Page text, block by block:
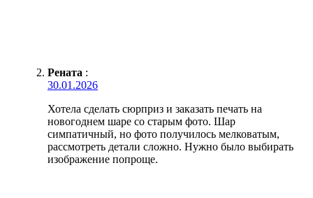
Рената :
30.01.2026
Хотела сделать сюрприз и заказать печать на
новогоднем шаре со старым фото. Шар
симпатичный, но фото получилось мелковатым,
рассмотреть детали сложно. Нужно было выбирать
изображение попроще.